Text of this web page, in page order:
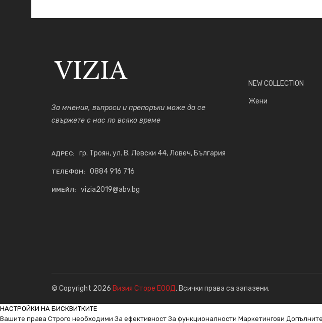
За мнения, въпроси и препоръки може да се
свържете с нас по всяко време
АДРЕС: гр. Троян, ул. В. Левски 44, Ловеч, България
ТЕЛЕФОН: 0884 916 716
ИМЕЙЛ: vizia2019@abv.bg
NEW COLLECTION
Жени
© Copyright 2026 Визия Сторе ЕООД. Всички права са запазени.
НАСТРОЙКИ НА БИСКВИТКИТЕ
Вашите права Строго необходими За ефективност За функционалности Маркетингови